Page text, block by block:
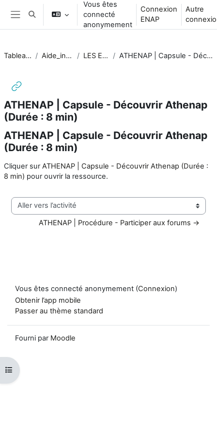
Passer au contenu principal
Panneau latéral
Activer/désactiver la saisie de recherche
Vous êtes
connecté
anonymement
Connexion
ENAP
Autre
Ouvrir l’index du cours
Tableau de bord Aide_intervenant·es LES ESSENTIELS ATHENAP | Capsule - Découvrir Athenap (Durée : 8 min)
ATHENAP | Capsule - Découvrir Athenap
(Durée : 8 min)
ATHENAP | Capsule - Découvrir Athenap
(Durée : 8 min)
Conditions d’achèvement
Cliquer surATHENAP | Capsule - Découvrir Athenap (Durée :
8 min) pour ouvrir la ressource.
Aller vers l’activité
ATHENAP | Procédure - Participer aux forums →
Vous êtes connecté anonymement (Connexion)
Obtenir l’app mobile
Passer au thème standard
Fourni par Moodle